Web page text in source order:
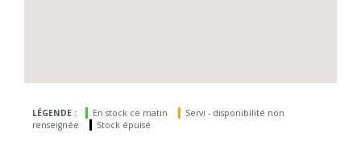
LÉGENDE : En stock ce matin
Servi - disponibilité non
renseignée
Stock épuisé